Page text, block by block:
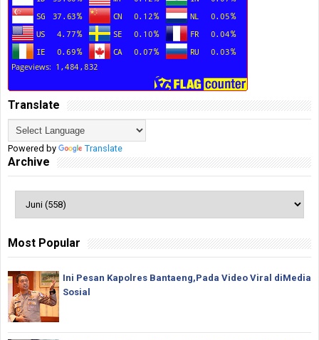
Translate
Powered by Translate
Archive
Most Popular
Ini Pesan Kapolres Bantaeng,Pada Video Viral diMedia
Sosial